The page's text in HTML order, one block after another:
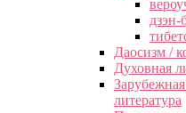
дзэн-
Даосизм /
Духовная
литература